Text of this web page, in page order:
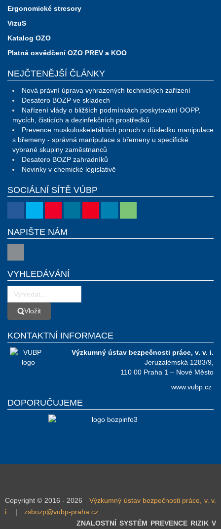
Ergonomické stresory
VizuS
Katalog OZO
Platná osvědčení OZO PREV a KOO
NEJČTENĚJŠÍ ČLÁNKY
Nová právní úprava vyhrazených technických zařízení
Desatero BOZP ve skladech
Nařízení vlády o bližších podmínkách poskytování OOPP,
mycích, čisticích a dezinfekčních prostředků
Prevence muskuloskeletálních poruch v důsledku manipulace
s břemeny - správná manipulace s břemeny u specifické
vybrané skupiny zaměstnanců
Desatero BOZP zahradníků
Novinky v chemické legislativě
SOCIÁLNÍ SÍTĚ VÚBP
NAPIŠTE NÁM
VYHLEDÁVÁNÍ
VložitVložit
KONTAKTNÍ INFORMACE
Výzkumný ústav bezpečnosti práce, v. v. i.
Jeruzalémská 1283/9,
110 00 Praha 1 – Nové Město
www.vubp.cz
DOPORUČUJEME
Copyright © 2016 - 2026
Výzkumný ústav bezpečnosti práce, v. v.
i.
|
zsbozp@vubp-praha.cz
ZNALOSTNÍ SYSTÉM PREVENCE RIZIK V